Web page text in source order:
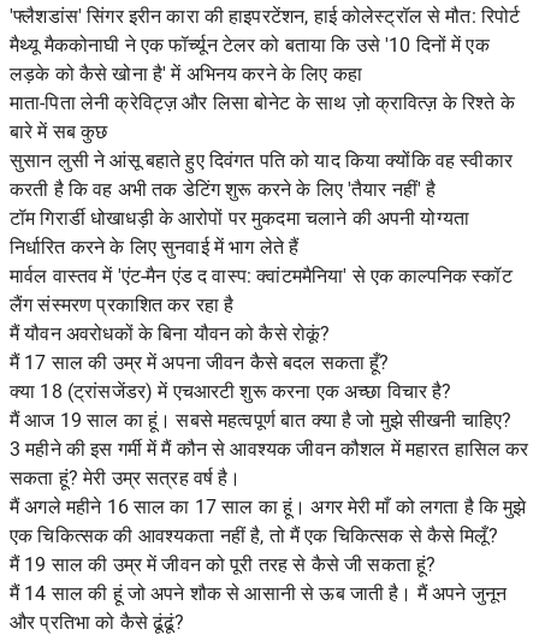
'फ्लैशडांस' सिंगर इरीन कारा की हाइपरटेंशन, हाई कोलेस्ट्रॉल से मौत: रिपोर्ट
मैथ्यू मैककोनाघी ने एक फॉर्च्यून टेलर को बताया कि उसे '10 दिनों में एक
लड़के को कैसे खोना है' में अभिनय करने के लिए कहा
माता-पिता लेनी क्रेविट्ज़ और लिसा बोनेट के साथ ज़ो क्रावित्ज़ के रिश्ते के
बारे में सब कुछ
सुसान लुसी ने आंसू बहाते हुए दिवंगत पति को याद किया क्योंकि वह स्वीकार
करती है कि वह अभी तक डेटिंग शुरू करने के लिए 'तैयार नहीं' है
टॉम गिरार्डी धोखाधड़ी के आरोपों पर मुकदमा चलाने की अपनी योग्यता
निर्धारित करने के लिए सुनवाई में भाग लेते हैं
मार्वल वास्तव में 'एंट-मैन एंड द वास्प: क्वांटममैनिया' से एक काल्पनिक स्कॉट
लैंग संस्मरण प्रकाशित कर रहा है
मैं यौवन अवरोधकों के बिना यौवन को कैसे रोकूं?
मैं 17 साल की उम्र में अपना जीवन कैसे बदल सकता हूँ?
क्या 18 (ट्रांसजेंडर) में एचआरटी शुरू करना एक अच्छा विचार है?
मैं आज 19 साल का हूं। सबसे महत्वपूर्ण बात क्या है जो मुझे सीखनी चाहिए?
3 महीने की इस गर्मी में मैं कौन से आवश्यक जीवन कौशल में महारत हासिल कर
सकता हूं? मेरी उम्र सत्रह वर्ष है।
मैं अगले महीने 16 साल का 17 साल का हूं। अगर मेरी माँ को लगता है कि मुझे
एक चिकित्सक की आवश्यकता नहीं है, तो मैं एक चिकित्सक से कैसे मिलूँ?
मैं 19 साल की उम्र में जीवन को पूरी तरह से कैसे जी सकता हूं?
मैं 14 साल की हूं जो अपने शौक से आसानी से ऊब जाती है। मैं अपने जुनून
और प्रतिभा को कैसे ढूंढूं?